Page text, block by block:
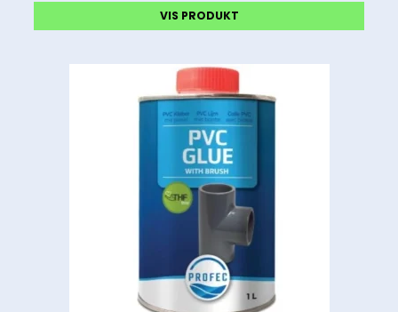
VIS PRODUKT